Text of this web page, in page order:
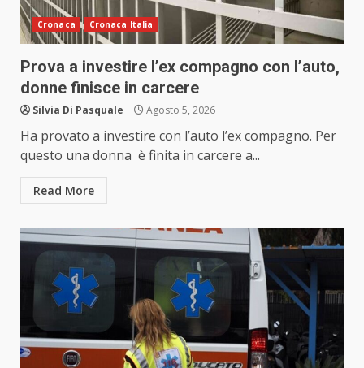
Cronaca Cronaca Italia
Prova a investire l’ex compagno con l’auto,
donne finisce in carcere
Silvia Di Pasquale Agosto 5, 2026
Ha provato a investire con l’auto l’ex compagno. Per
questo una donna è finita in carcere a...
Read More